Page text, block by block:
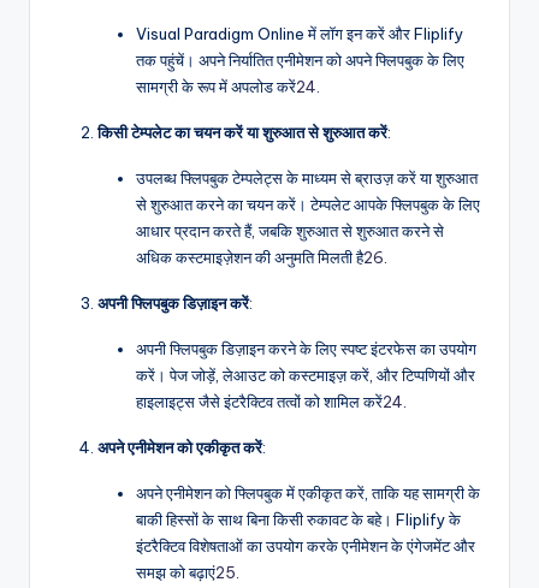
Visual Paradigm Online में लॉग इन करें और Fliplify
तक पहुंचें। अपने निर्यातित एनीमेशन को अपने फ्लिपबुक के लिए
सामग्री के रूप में अपलोड करें24.
किसी टेम्पलेट का चयन करें या शुरुआत से शुरुआत करें:
उपलब्ध फ्लिपबुक टेम्पलेट्स के माध्यम से ब्राउज़ करें या शुरुआत
से शुरुआत करने का चयन करें। टेम्पलेट आपके फ्लिपबुक के लिए
आधार प्रदान करते हैं, जबकि शुरुआत से शुरुआत करने से
अधिक कस्टमाइज़ेशन की अनुमति मिलती है26.
अपनी फ्लिपबुक डिज़ाइन करें:
अपनी फ्लिपबुक डिज़ाइन करने के लिए स्पष्ट इंटरफेस का उपयोग
करें। पेज जोड़ें, लेआउट को कस्टमाइज़ करें, और टिप्पणियों और
हाइलाइट्स जैसे इंटरैक्टिव तत्वों को शामिल करें24.
अपने एनीमेशन को एकीकृत करें:
अपने एनीमेशन को फ्लिपबुक में एकीकृत करें, ताकि यह सामग्री के
बाकी हिस्सों के साथ बिना किसी रुकावट के बहे। Fliplify के
इंटरैक्टिव विशेषताओं का उपयोग करके एनीमेशन के एंगेजमेंट और
समझ को बढ़ाएं25.